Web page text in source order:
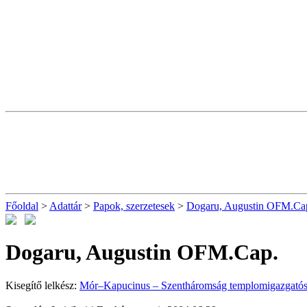
Főoldal > Adattár> Papok, szerzetesek > Dogaru, Augustin
Dogaru, Augustin OFM.Cap.
Kisegítő lelkész: Mór–Kapucinus – Szentháromság